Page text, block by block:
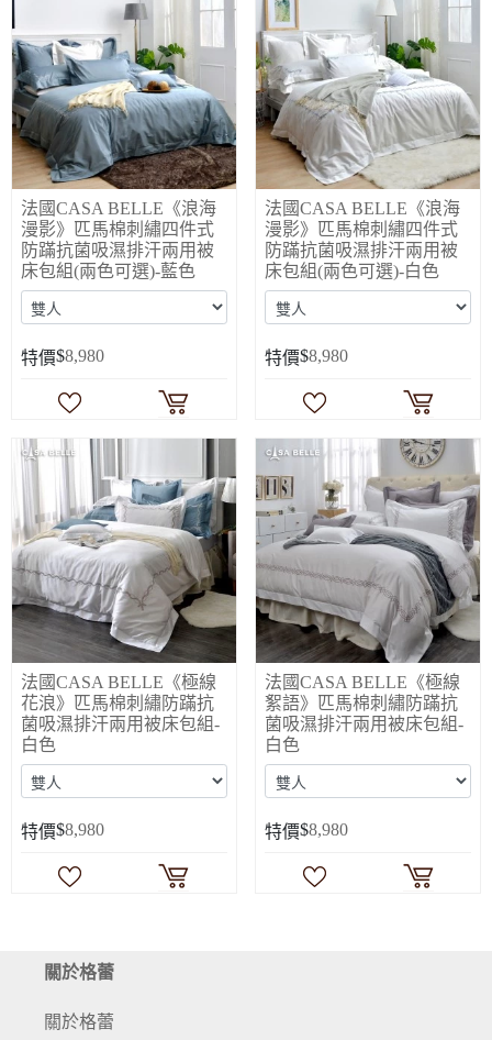
法國CASA BELLE《浪海
漫影》匹馬棉刺繡四件式
防蹣抗菌吸濕排汗兩用被
床包組(兩色可選)-藍色
特價$8,980
法國CASA BELLE《浪海
漫影》匹馬棉刺繡四件式
防蹣抗菌吸濕排汗兩用被
床包組(兩色可選)-白色
特價$8,980
法國CASA BELLE《極線
花浪》匹馬棉刺繡防蹣抗
菌吸濕排汗兩用被床包組-
白色
特價$8,980
法國CASA BELLE《極線
絮語》匹馬棉刺繡防蹣抗
菌吸濕排汗兩用被床包組-
白色
特價$8,980
關於格蕾
關於格蕾